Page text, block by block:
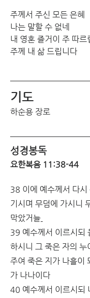
주께서 주신 모든 은혜
나는 말할 수 없네
내 영혼 즐거이 주 따르
주께 내 삶 드립니다
기도
하순용 장로
성경봉독
요한복음 11:38-44
38 이에 예수께서 다시
기시며 무덤에 가시니
막았거늘
39 예수께서 이르시되
하시니 그 죽은 자의 누
주여 죽은 지가 나흘이
가 나나이다
40 예수께서 이르시되